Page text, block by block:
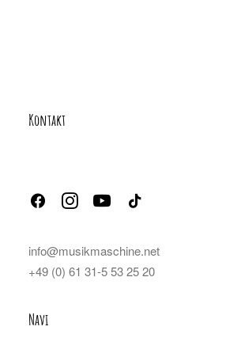
Kontakt
info@musikmaschine.net
+49 (0) 61 31-5 53 25 20
Navi